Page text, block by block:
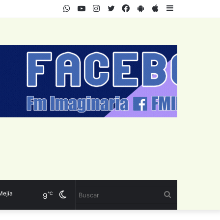
AppStore
PlayStore
Facebook
Twitter
Instagram
Youtube
WhatsApp
Cambiar
9℃